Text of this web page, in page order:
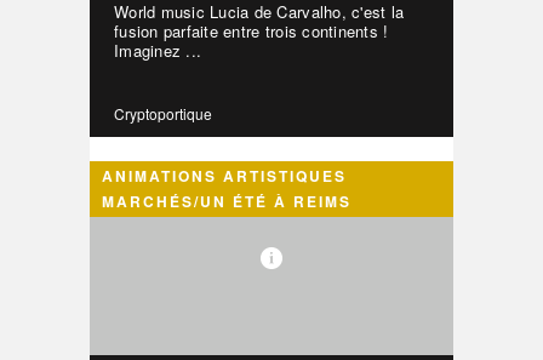
World music Lucia de Carvalho, c'est la
fusion parfaite entre trois continents !
Imaginez ...
Cryptoportique
ANIMATIONS ARTISTIQUES
MARCHÉS/UN ÉTÉ À REIMS